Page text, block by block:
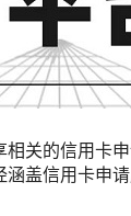
关的信用卡
盖信用卡申